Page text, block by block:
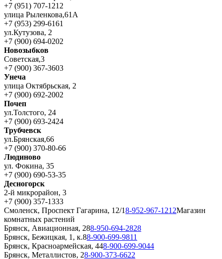
+7 (951) 707-1212
улица Рыленкова,61А
+7 (953) 299-6161
ул.Кутузова, 2
+7 (900) 694-0202
Новозыбков
Советская,3
+7 (900) 367-3603
Унеча
улица Октябрьская, 2
+7 (900) 692-2002
Почеп
ул.Толстого, 24
+7 (900) 693-2424
Трубчевск
ул.Брянская,66
+7 (900) 370-80-66
Людиново
ул. Фокина, 35
+7 (900) 690-53-35
Десногорск
2-й микрорайон, 3
+7 (900) 357-1333
Смоленск, Проспект Гагарина, 12/18-952-967-1212Магазин
комнатных растений
Брянск, Авиационная, 288-950-694-2828
Брянск, Бежицкая, 1, к.88-900-699-9811
Брянск, Красноармейская, 448-900-699-9044
Брянск, Металлистов, 28-900-373-6622